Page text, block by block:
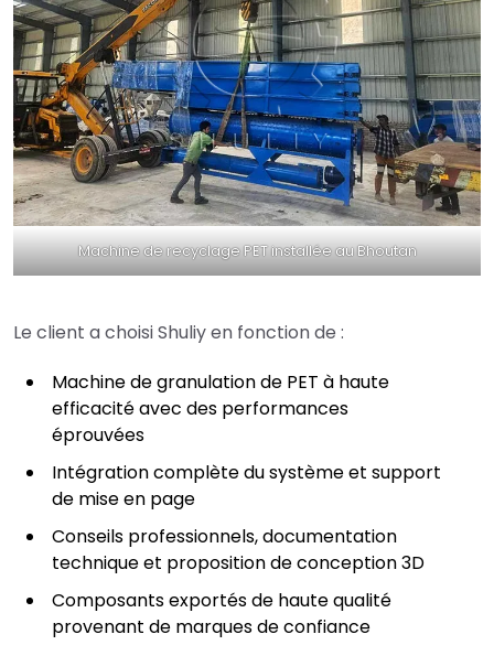
Machine de recyclage PET installée au Bhoutan
Le client a choisi Shuliy en fonction de :
Machine de granulation de PET à haute
efficacité avec des performances
éprouvées
Intégration complète du système et support
de mise en page
Conseils professionnels, documentation
technique et proposition de conception 3D
Composants exportés de haute qualité
provenant de marques de confiance